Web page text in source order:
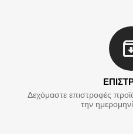
Δεχόμαστε επιστροφές
την